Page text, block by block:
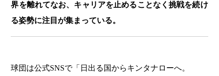
界を離れてなお、キャリアを止めることなく挑戦を続け
る姿勢に注目が集まっている。
球団は公式SNSで「日出る国からキンタナローへ。